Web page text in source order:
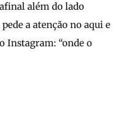
além do lado
a atenção no aqui e
Instagram: “onde o